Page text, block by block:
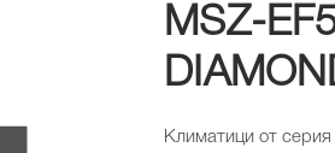
MSZ-
Климатици от серия